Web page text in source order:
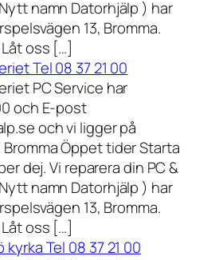
namn Datorhjälp ) har
13, Bromma.
oss […]
Tel 08 37 21 00
PC Service har
och E-post
och vi ligger på
Bromma Öppet tider Starta
dej. Vi reparera din PC &
namn Datorhjälp ) har
13, Bromma.
oss […]
Tel 08 37 21 00